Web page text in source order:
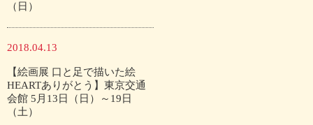
（日）
2018.04.13
【絵画展 口と足で描いた絵
HEARTありがとう】東京交通
会館 5月13日（日）～19日
（土）